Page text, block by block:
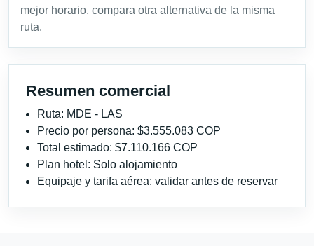
mejor horario, compara otra alternativa de la misma
ruta.
Resumen comercial
Ruta: MDE - LAS
Precio por persona: $3.555.083 COP
Total estimado: $7.110.166 COP
Plan hotel: Solo alojamiento
Equipaje y tarifa aérea: validar antes de reservar